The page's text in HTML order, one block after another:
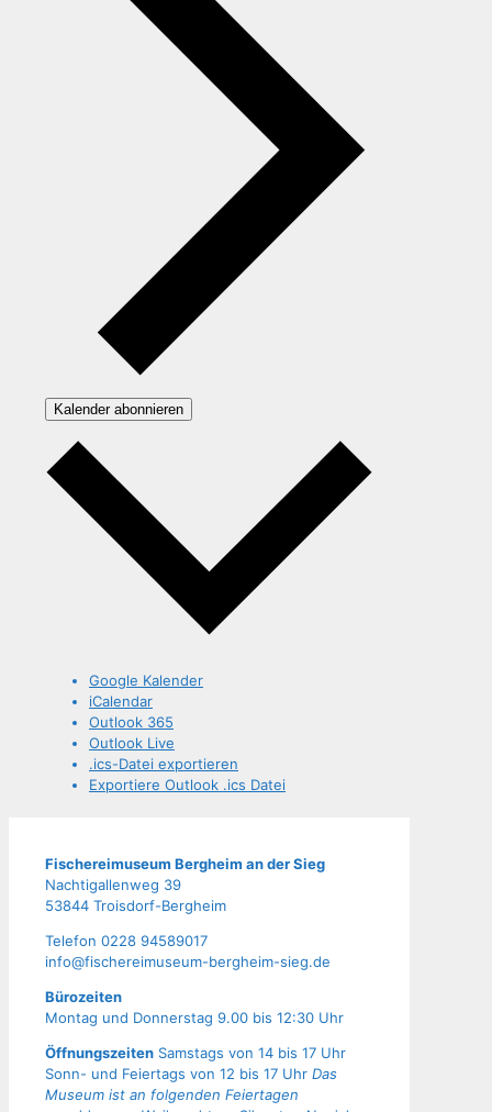
Kalender abonnieren
Google Kalender
iCalendar
Outlook 365
Outlook Live
.ics-Datei exportieren
Exportiere Outlook .ics Datei
Fische­rei­mu­se­um Berg­heim an der Sieg
Nach­ti­gal­len­weg 39
53844 Troisdorf-Bergheim
Tele­fon 0228 94589017
info@fischereimuseum-bergheim-sieg.de
Büro­zei­ten
Mon­tag und Don­ners­tag 9.00 bis 12:30 Uhr
Öffnungszeiten Samstags von 14 bis 17 Uhr
Sonn- und Feiertags von 12 bis 17 Uhr Das
Museum ist an folgenden Feiertagen